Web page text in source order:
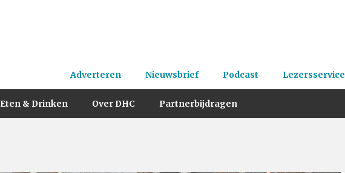
Adverteren Nieuwsbrief Podcast Lezersservice
Eten & Drinken Over DHC Partnerbijdragen